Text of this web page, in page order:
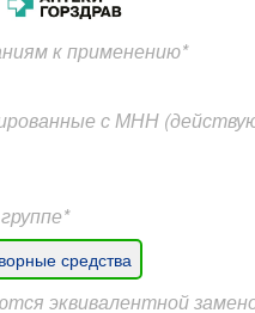
к применению*
с МНН
средства
эквивалентной